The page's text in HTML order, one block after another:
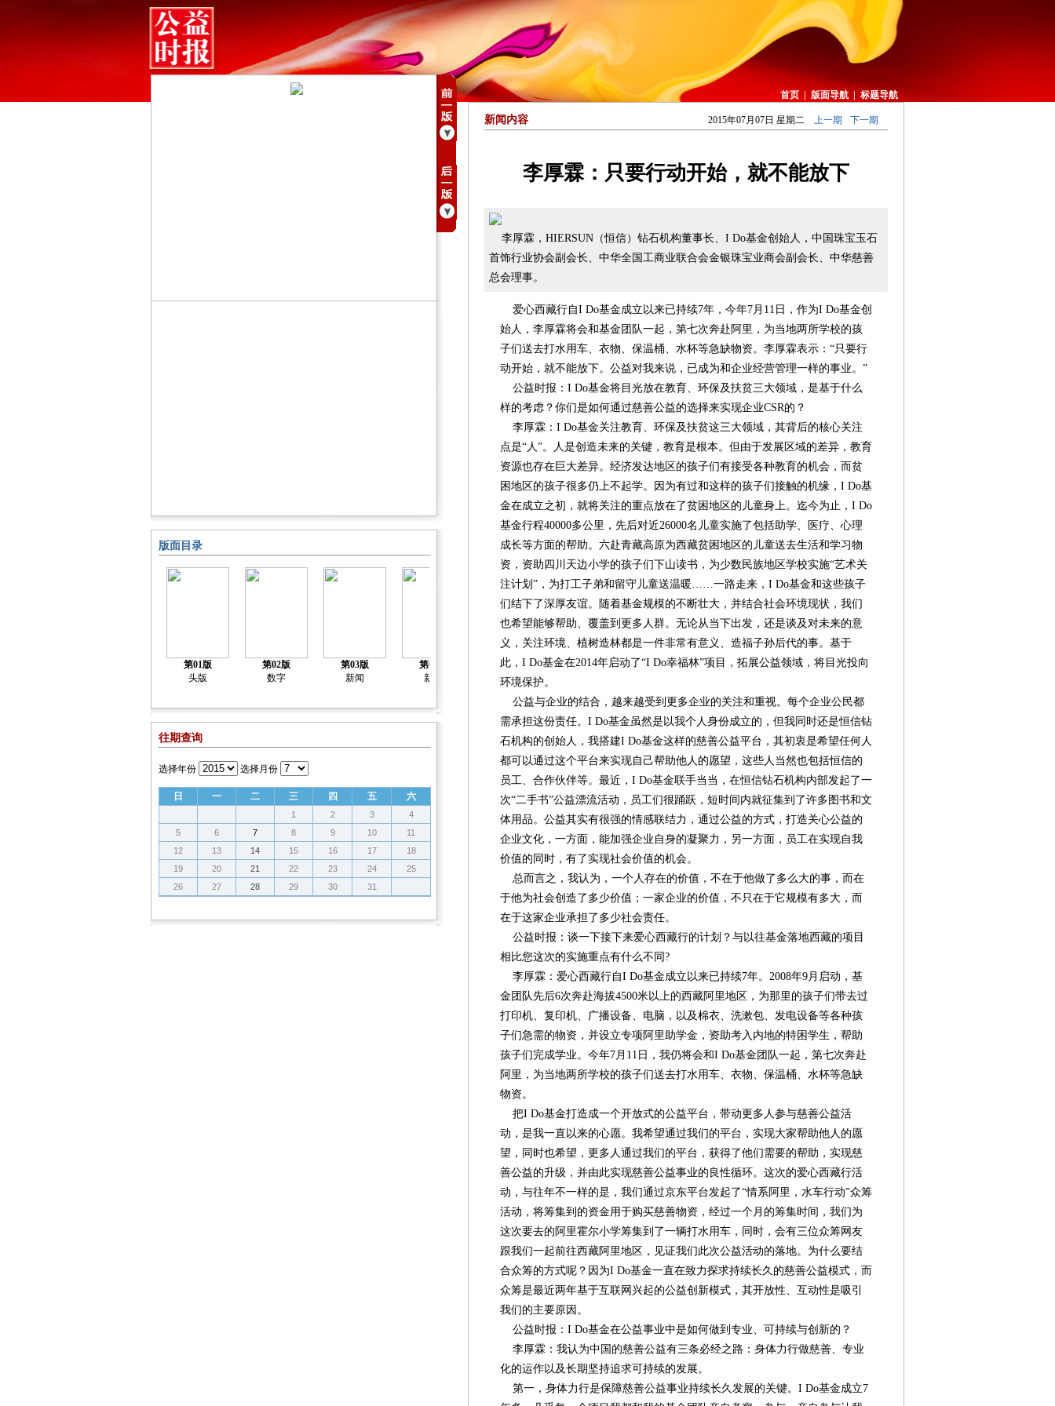
首页 版面导航 标题导航
版面目录
第01版
头版
第02版
数字
第03版
新闻
第04版
新闻
第05版
新闻
第06版
第07版
第08版
第09版
往期查询
选择年份 选择月份
日 一 二 三 四 五 六
1 2 3
4
5
6 7 8 9 10
11
12
13 14 15 16 17
18
19
20 21 22 23 24
25
26
27 28 29 30 31
新闻内容 2015年07月07日 星期二 上一期 下一期
李厚霖：只要行动开始，就不能放下
李厚霖，HIERSUN（恒信）钻石机构董事长、I Do基金创始人，中国珠宝玉石
首饰行业协会副会长、中华全国工商业联合会金银珠宝业商会副会长、中华慈善
总会理事。
爱心西藏行自I Do基金成立以来已持续7年，今年7月11日，作为I Do基金创
始人，李厚霖将会和基金团队一起，第七次奔赴阿里，为当地两所学校的孩
子们送去打水用车、衣物、保温桶、水杯等急缺物资。李厚霖表示：“只要行
动开始，就不能放下。公益对我来说，已成为和企业经营管理一样的事业。”
公益时报：I Do基金将目光放在教育、环保及扶贫三大领域，是基于什么
样的考虑？你们是如何通过慈善公益的选择来实现企业CSR的？
李厚霖：I Do基金关注教育、环保及扶贫这三大领域，其背后的核心关注
点是“人”。人是创造未来的关键，教育是根本。但由于发展区域的差异，教育
资源也存在巨大差异。经济发达地区的孩子们有接受各种教育的机会，而贫
困地区的孩子很多仍上不起学。因为有过和这样的孩子们接触的机缘，I Do基
金在成立之初，就将关注的重点放在了贫困地区的儿童身上。迄今为止，I Do
基金行程40000多公里，先后对近26000名儿童实施了包括助学、医疗、心理
成长等方面的帮助。六赴青藏高原为西藏贫困地区的儿童送去生活和学习物
资，资助四川天边小学的孩子们下山读书，为少数民族地区学校实施“艺术关
注计划”，为打工子弟和留守儿童送温暖……一路走来，I Do基金和这些孩子
们结下了深厚友谊。随着基金规模的不断壮大，并结合社会环境现状，我们
也希望能够帮助、覆盖到更多人群。无论从当下出发，还是谈及对未来的意
义，关注环境、植树造林都是一件非常有意义、造福子孙后代的事。基于
此，I Do基金在2014年启动了“I Do幸福林”项目，拓展公益领域，将目光投向
环境保护。
公益与企业的结合，越来越受到更多企业的关注和重视。每个企业公民都
需承担这份责任。I Do基金虽然是以我个人身份成立的，但我同时还是恒信钻
石机构的创始人，我搭建I Do基金这样的慈善公益平台，其初衷是希望任何人
都可以通过这个平台来实现自己帮助他人的愿望，这些人当然也包括恒信的
员工、合作伙伴等。最近，I Do基金联手当当，在恒信钻石机构内部发起了一
次“二手书”公益漂流活动，员工们很踊跃，短时间内就征集到了许多图书和文
体用品。公益其实有很强的情感联结力，通过公益的方式，打造关心公益的
企业文化，一方面，能加强企业自身的凝聚力，另一方面，员工在实现自我
价值的同时，有了实现社会价值的机会。
总而言之，我认为，一个人存在的价值，不在于他做了多么大的事，而在
于他为社会创造了多少价值；一家企业的价值，不只在于它规模有多大，而
在于这家企业承担了多少社会责任。
公益时报：谈一下接下来爱心西藏行的计划？与以往基金落地西藏的项目
相比您这次的实施重点有什么不同?
李厚霖：爱心西藏行自I Do基金成立以来已持续7年。2008年9月启动，基
金团队先后6次奔赴海拔4500米以上的西藏阿里地区，为那里的孩子们带去过
打印机、复印机、广播设备、电脑，以及棉衣、洗漱包、发电设备等各种孩
子们急需的物资，并设立专项阿里助学金，资助考入内地的特困学生，帮助
孩子们完成学业。今年7月11日，我仍将会和I Do基金团队一起，第七次奔赴
阿里，为当地两所学校的孩子们送去打水用车、衣物、保温桶、水杯等急缺
物资。
把I Do基金打造成一个开放式的公益平台，带动更多人参与慈善公益活
动，是我一直以来的心愿。我希望通过我们的平台，实现大家帮助他人的愿
望，同时也希望，更多人通过我们的平台，获得了他们需要的帮助，实现慈
善公益的升级，并由此实现慈善公益事业的良性循环。这次的爱心西藏行活
动，与往年不一样的是，我们通过京东平台发起了“情系阿里，水车行动”众筹
活动，将筹集到的资金用于购买慈善物资，经过一个月的筹集时间，我们为
这次要去的阿里霍尔小学筹集到了一辆打水用车，同时，会有三位众筹网友
跟我们一起前往西藏阿里地区，见证我们此次公益活动的落地。为什么要结
合众筹的方式呢？因为I Do基金一直在致力探求持续长久的慈善公益模式，而
众筹是最近两年基于互联网兴起的公益创新模式，其开放性、互动性是吸引
我们的主要原因。
公益时报：I Do基金在公益事业中是如何做到专业、可持续与创新的？
李厚霖：我认为中国的慈善公益有三条必经之路：身体力行做慈善、专业
化的运作以及长期坚持追求可持续的发展。
第一，身体力行是保障慈善公益事业持续长久发展的关键。I Do基金成立7